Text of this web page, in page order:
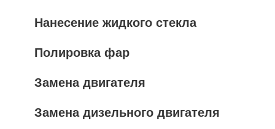
Нанесение жидкого стекла
Полировка фар
Замена двигателя
Замена дизельного двигателя